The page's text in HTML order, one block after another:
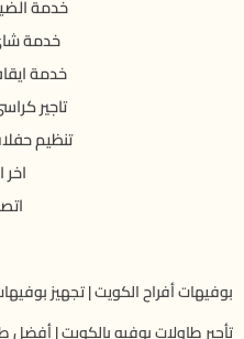
خدمة
خدمة
خدمة
تاجير
تنظيم
اخر
بوفيهات أفراح الكويت | تجهيز
تأجير طاولات بوفيه بالكويت | أفضل